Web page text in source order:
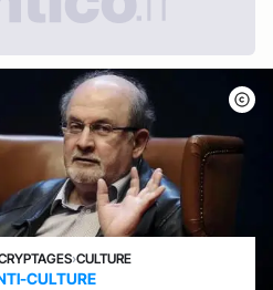
›CULTURE
CULTURE